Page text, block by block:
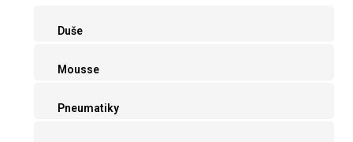
Duše
Mousse
Pneumatiky